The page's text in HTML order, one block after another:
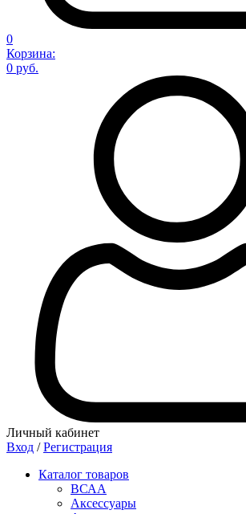
0
Корзина:
0 руб.
Личный кабинет
Вход / Регистрация
Каталог товаров
ВСАА
Аксессуары